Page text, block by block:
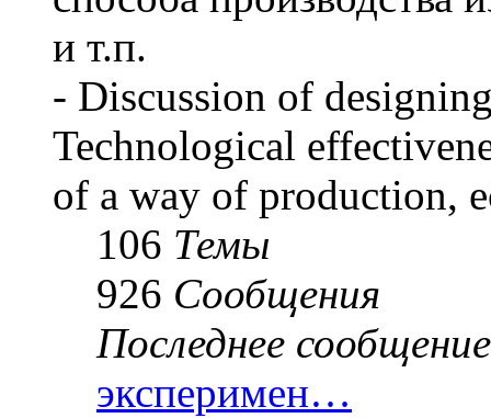
и т.п.
- Discussion of
Technological
of a way of production,
106 Темы
926 Сообщения
Последнее сообщение
эксперимен…